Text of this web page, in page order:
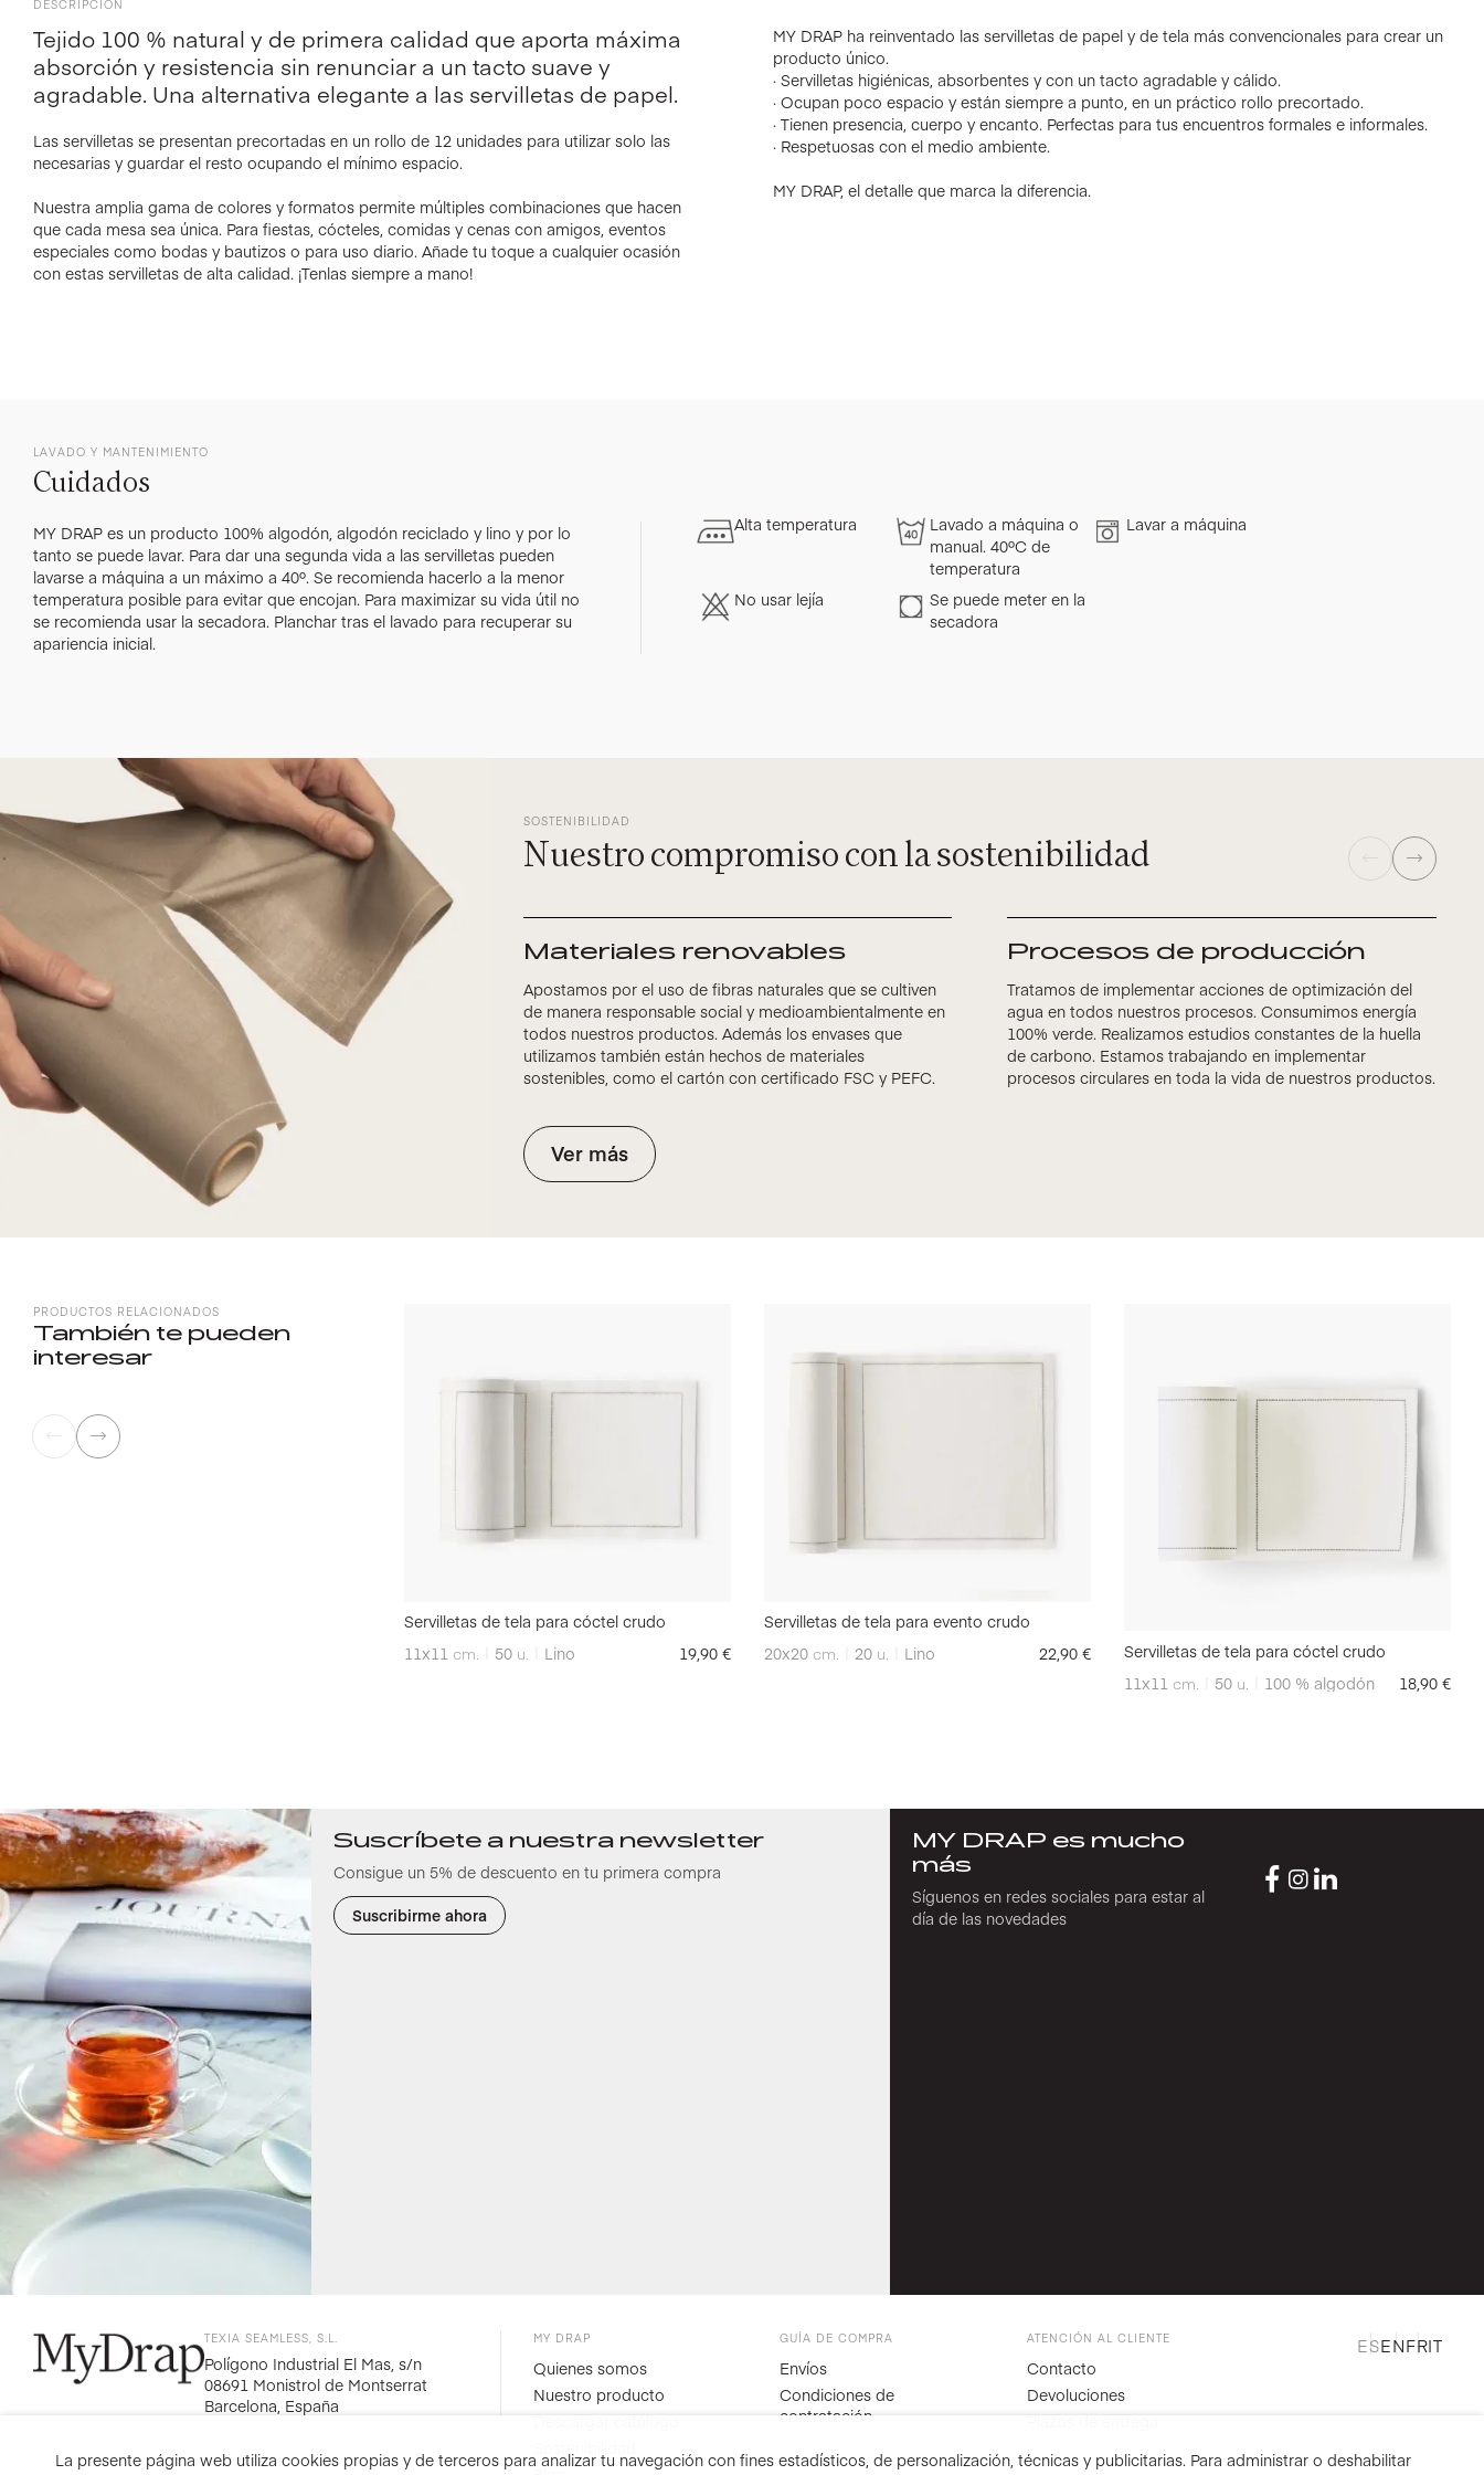
DESCRIPCIÓN
Tejido 100 % natural y de primera calidad que aporta máxima
absorción y resistencia sin renunciar a un tacto suave y
agradable. Una alternativa elegante a las servilletas de papel.
Las servilletas se presentan precortadas en un rollo de 12 unidades para utilizar solo las
necesarias y guardar el resto ocupando el mínimo espacio.
Nuestra amplia gama de colores y formatos permite múltiples combinaciones que hacen
que cada mesa sea única. Para fiestas, cócteles, comidas y cenas con amigos, eventos
especiales como bodas y bautizos o para uso diario. Añade tu toque a cualquier ocasión
con estas servilletas de alta calidad. ¡Tenlas siempre a mano!
MY DRAP ha reinventado las servilletas de papel y de tela más convencionales para crear un
producto único.
· Servilletas higiénicas, absorbentes y con un tacto agradable y cálido.
· Ocupan poco espacio y están siempre a punto, en un práctico rollo precortado.
· Tienen presencia, cuerpo y encanto. Perfectas para tus encuentros formales e informales.
· Respetuosas con el medio ambiente.
MY DRAP, el detalle que marca la diferencia.
LAVADO Y MANTENIMIENTO
Cuidados
MY DRAP es un producto 100% algodón, algodón reciclado y lino y por lo
tanto se puede lavar. Para dar una segunda vida a las servilletas pueden
lavarse a máquina a un máximo a 40º. Se recomienda hacerlo a la menor
temperatura posible para evitar que encojan. Para maximizar su vida útil no
se recomienda usar la secadora. Planchar tras el lavado para recuperar su
apariencia inicial.
Alta temperatura
Lavado a máquina o
manual. 40ºC de
temperatura
Lavar a máquina
No usar lejía
Se puede meter en la
secadora
SOSTENIBILIDAD
Nuestro compromiso con la sostenibilidad
Materiales renovables
Apostamos por el uso de fibras naturales que se cultiven
de manera responsable social y medioambientalmente en
todos nuestros productos. Además los envases que
utilizamos también están hechos de materiales
sostenibles, como el cartón con certificado FSC y PEFC.
Procesos de producción
Tratamos de implementar acciones de optimización del
agua en todos nuestros procesos. Consumimos energía
100% verde. Realizamos estudios constantes de la huella
de carbono. Estamos trabajando en implementar
procesos circulares en toda la vida de nuestros productos.
Ver más
PRODUCTOS RELACIONADOS
También te pueden
interesar
Servilletas de tela para cóctel crudo
11x11 cm. 50 u. Lino 19,90 €
Servilletas de tela para evento crudo
20x20 cm. 20 u. Lino 22,90 €
Servilletas de tela para cóctel crudo
11x11 cm. 50 u. 100 % algodón 18,90 €
Suscríbete a nuestra newsletter
Consigue un 5% de descuento en tu primera compra
Suscribirme ahora
MY DRAP es mucho
más
Síguenos en redes sociales para estar al
día de las novedades
TEXIA SEAMLESS, S.L.
Polígono Industrial El Mas, s/n
08691 Monistrol de Montserrat
Barcelona, España
MY DRAP
Quienes somos
Nuestro producto
GUÍA DE COMPRA
Envíos
Condiciones de
contratación
ATENCIÓN AL CLIENTE
Contacto
Devoluciones
ESENFRIT
La presente página web utiliza cookies propias y de terceros para analizar tu navegación con fines estadísticos, de personalización, técnicas y publicitarias. Para administrar o deshabilitar